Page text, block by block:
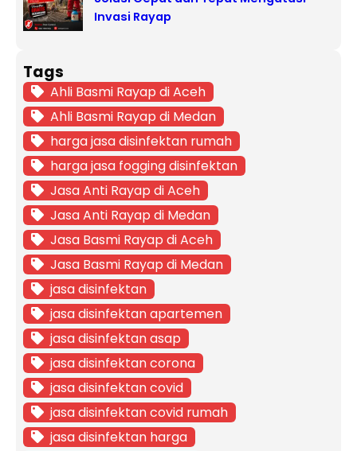
Invasi Rayap
Tags
Ahli Basmi Rayap di Aceh
Ahli Basmi Rayap di Medan
harga jasa disinfektan rumah
harga jasa fogging disinfektan
Jasa Anti Rayap di Aceh
Jasa Anti Rayap di Medan
Jasa Basmi Rayap di Aceh
Jasa Basmi Rayap di Medan
jasa disinfektan
jasa disinfektan apartemen
jasa disinfektan asap
jasa disinfektan corona
jasa disinfektan covid
jasa disinfektan covid rumah
jasa disinfektan harga